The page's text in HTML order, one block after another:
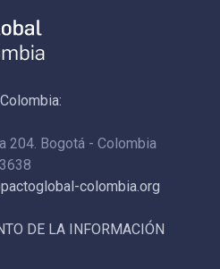
204. Bogotá - Colombia
colombia.org
DE LA INFORMACIÓN